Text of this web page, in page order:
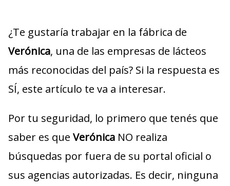
¿Te gustaría trabajar en la fábrica de
Verónica, una de las empresas de lácteos
más reconocidas del país? Si la respuesta es
SÍ, este artículo te va a interesar.
Por tu seguridad, lo primero que tenés que
saber es que Verónica NO realiza
búsquedas por fuera de su portal oficial o
sus agencias autorizadas. Es decir, ninguna